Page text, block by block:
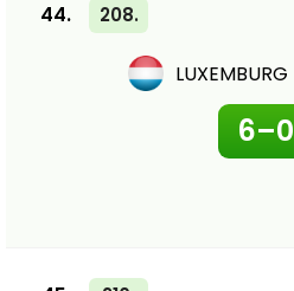
44. 208.
LUXEMBURG
6–0